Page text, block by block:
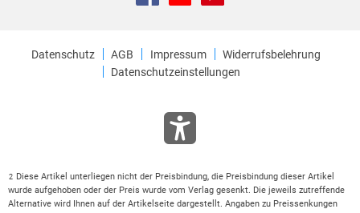
Datenschutz AGB Impressum
Widerrufsbelehrung
Datenschutzeinstellungen
2 Diese Artikel unterliegen nicht der Preisbindung, die Preisbindung dieser Artikel
wurde aufgehoben oder der Preis wurde vom Verlag gesenkt. Die jeweils zutreffende
Alternative wird Ihnen auf der Artikelseite dargestellt. Angaben zu Preissenkungen